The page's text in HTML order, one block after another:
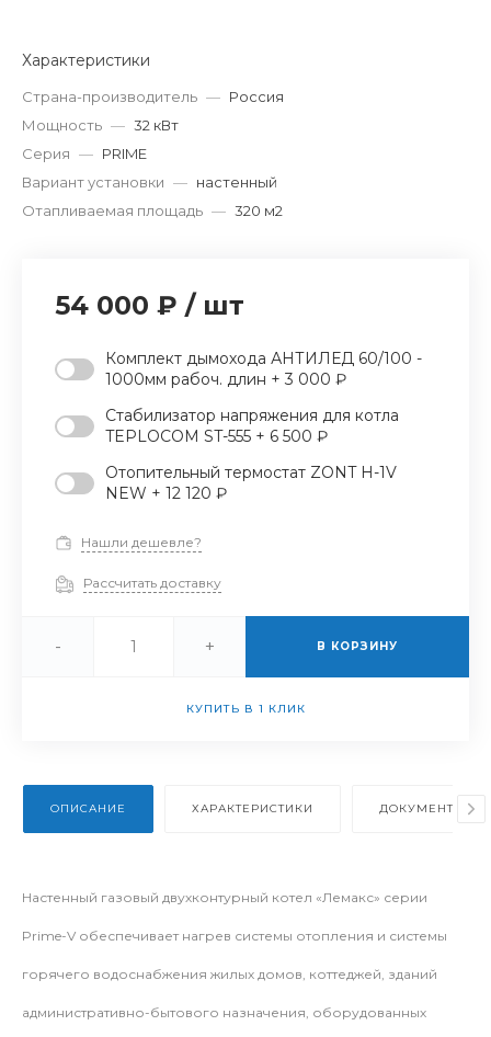
Характеристики
Страна-производитель — Россия
Мощность — 32 кВт
Серия — PRIME
Вариант установки — настенный
Отапливаемая площадь — 320 м2
54 000 ₽ / шт
Комплект дымохода АНТИЛЕД 60/100 -
1000мм рабоч. длин + 3 000 ₽
Стабилизатор напряжения для котла
TEPLOCOM ST-555 + 6 500 ₽
Отопительный термостат ZONT H-1V
NEW + 12 120 ₽
Нашли дешевле?
Рассчитать доставку
- + В КОРЗИНУ
КУПИТЬ В 1 КЛИК
ОПИСАНИЕ ХАРАКТЕРИСТИКИ ДОКУМЕНТЫ
Настенный газовый двухконтурный котел «Лемакс» серии
Prime-V обеспечивает нагрев системы отопления и системы
горячего водоснабжения жилых домов, коттеджей, зданий
административно-бытового назначения, оборудованных